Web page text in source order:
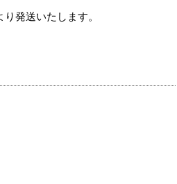
発送いたします。